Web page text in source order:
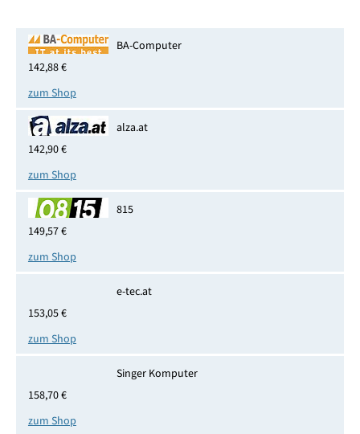
BA-Computer
142,88 €
zum Shop
alza.at
142,90 €
zum Shop
815
149,57 €
zum Shop
e-tec.at
153,05 €
zum Shop
Singer Komputer
158,70 €
zum Shop